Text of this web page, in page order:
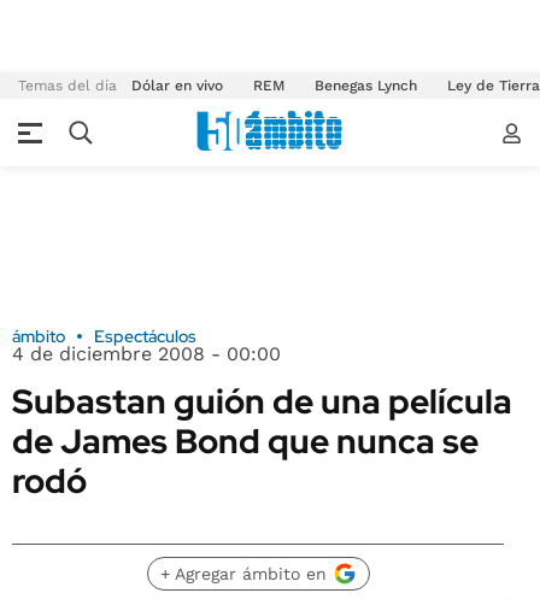
Temas del día Dólar en vivo REM Benegas Lynch Ley de
ámbito Espectáculos
4 de diciembre 2008 - 00:00
Subastan guión de una película
de James Bond que nunca se
rodó
+ Agregar ámbito en